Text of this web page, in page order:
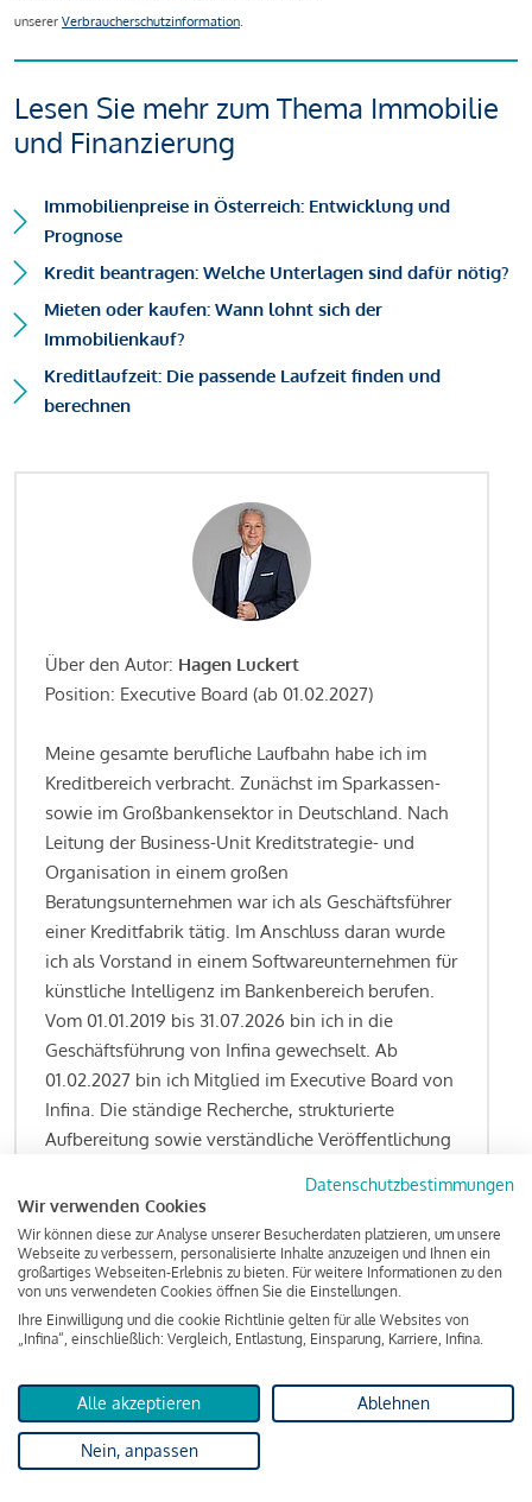
unserer Verbraucherschutzinformation.
Lesen Sie mehr zum Thema Immobilie
und Finanzierung
Immobilienpreise in Österreich: Entwicklung und
Prognose
Kredit beantragen: Welche Unterlagen sind dafür nötig?
Mieten oder kaufen: Wann lohnt sich der
Immobilienkauf?
Kreditlaufzeit: Die passende Laufzeit finden und
berechnen
Über den Autor: Hagen Luckert
Position: Executive Board (ab 01.02.2027)
Meine gesamte berufliche Laufbahn habe ich im
Kreditbereich verbracht. Zunächst im Sparkassen-
sowie im Großbankensektor in Deutschland. Nach
Leitung der Business-Unit Kreditstrategie- und
Organisation in einem großen
Beratungsunternehmen war ich als Geschäftsführer
einer Kreditfabrik tätig. Im Anschluss daran wurde
ich als Vorstand in einem Softwareunternehmen für
künstliche Intelligenz im Bankenbereich berufen.
Vom 01.01.2019 bis 31.07.2026 bin ich in die
Geschäftsführung von Infina gewechselt. Ab
01.02.2027 bin ich Mitglied im Executive Board von
Infina. Die ständige Recherche, strukturierte
Aufbereitung sowie verständliche Veröffentlichung
Kreditgeschäft gehören zu den wesentlichen
Schwerpunktsetzungen meiner Funktion.
Lesen Sie meine Finanzierungs-Tipps
KreditindexDas Wohnkredit Barometer
Datenschutzbestimmungen
Wir verwenden Cookies
Wir können diese zur Analyse unserer Besucherdaten platzieren, um unsere
Webseite zu verbessern, personalisierte Inhalte anzuzeigen und Ihnen ein
großartiges Webseiten-Erlebnis zu bieten. Für weitere Informationen zu den
von uns verwendeten Cookies öffnen Sie die Einstellungen.
Ihre Einwilligung und die cookie Richtlinie gelten für alle Websites von
„Infina“, einschließlich: Vergleich, Entlastung, Einsparung, Karriere, Infina.
Alle akzeptieren Ablehnen
Nein, anpassen